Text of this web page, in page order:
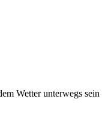
Wetter unterwegs sein